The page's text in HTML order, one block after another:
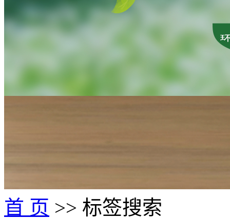
首 页 >> 标签搜索